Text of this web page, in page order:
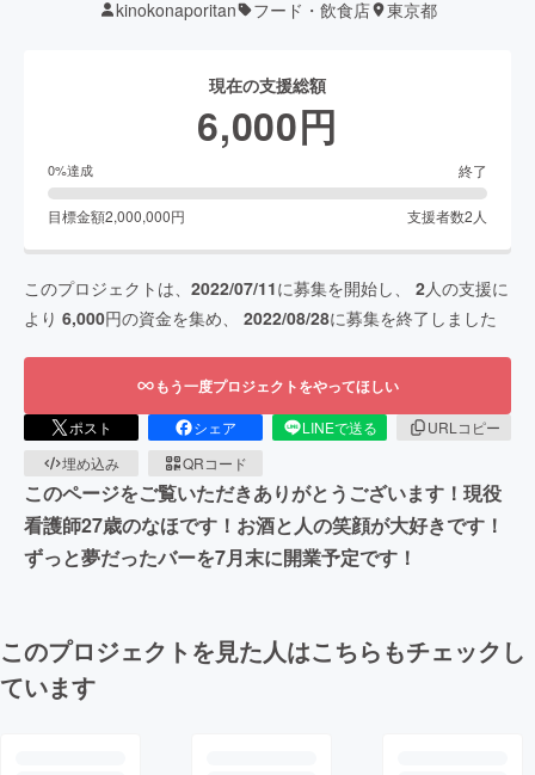
kinokonaporitan フード・飲食店 東京都
現在の支援総額
6,000円
0%達成 終了
目標金額2,000,000円 支援者数2 人
このプロジェクトは、 2022/07/11に募集を開始し、 2人の支援に
より 6,000円の資金を集め、 2022/08/28に募集を終了しました
もう一度プロジェクトをやってほしい
ポスト シェア LINEで送る
URLコピー
埋め込み
QRコード
このページをご覧いただきありがとうございます！現役
看護師27歳のなほです！お酒と人の笑顔が大好きです！
ずっと夢だったバーを7月末に開業予定です！
このプロジェクトを見た人はこちらもチェックし
ています